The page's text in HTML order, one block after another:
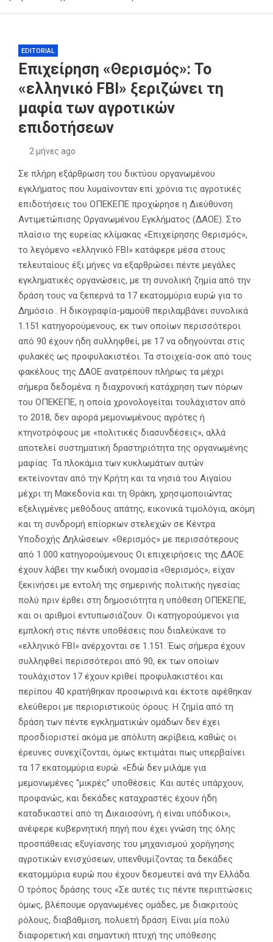
Λαμία προκαλεί μεγάλες καθυστερήσεις
Μπρούκλιν Μπέκαμ: «Σε αγαπώ περισσότερο από τη
τη Νίκολα Πελτζ και η νέα αναφορά στη Βικτόρια
Μπέκαμ (Φωτογραφίες)
«Η αποχώρηση είναι στάση αρχής, όχι αδυναμία» – 22
πρώην στελέχη της «Ελπίδας» απαντούν στην Μαρία
Καρυστιανού
Αναστολή σιδηροδρομικών δρομολογίων μεταξύ
Οινόης και Χαλκίδας λόγω πυρκαγιάς: Ενημέρωση
από την Hellenic Train
EDITORIAL
Επιχείρηση «Θερισμός»: Το
«ελληνικό FBI» ξεριζώνει τη
μαφία των αγροτικών
επιδοτήσεων
2 μήνες ago
Σε πλήρη εξάρθρωση του δικτύου οργανωμένου
εγκλήματος που λυμαίνονταν επί χρόνια τις αγροτικές
επιδοτήσεις του ΟΠΕΚΕΠΕ προχώρησε η Διεύθυνση
Αντιμετώπισης Οργανωμένου Εγκλήματος (ΔΑΟΕ). Στο
πλαίσιο της ευρείας κλίμακας «Επιχείρησης Θερισμός»,
το λεγόμενο «ελληνικό FBI» κατάφερε μέσα στους
τελευταίους έξι μήνες να εξαρθρώσει πέντε μεγάλες
εγκληματικές οργανώσεις, με τη συνολική ζημία από την
δράση τους να ξεπερνά τα 17 εκατομμύρια ευρώ για το
Δημόσιο . Η δικογραφία-μαμούθ περιλαμβάνει συνολικά
1.151 κατηγορούμενους, εκ των οποίων περισσότεροι
από 90 έχουν ήδη συλληφθεί, με 17 να οδηγούνται στις
φυλακές ως προφυλακιστέοι. Τα στοιχεία-σοκ από τους
φακέλους της ΔΑΟΕ ανατρέπουν πλήρως τα μέχρι
σήμερα δεδομένα: η διαχρονική κατάχρηση των πόρων
του ΟΠΕΚΕΠΕ, η οποία χρονολογείται τουλάχιστον από
το 2018, δεν αφορά μεμονωμένους αγρότες ή
κτηνοτρόφους με «πολιτικές διασυνδέσεις», αλλά
αποτελεί συστηματική δραστηριότητα της οργανωμένης
μαφίας. Τα πλοκάμια των κυκλωμάτων αυτών
εκτείνονταν από την Κρήτη και τα νησιά του Αιγαίου
μέχρι τη Μακεδονία και τη Θράκη, χρησιμοποιώντας
εξελιγμένες μεθόδους απάτης, εικονικά τιμολόγια, ακόμη
και τη συνδρομή επίορκων στελεχών σε Κέντρα
Υποδοχής Δηλώσεων. «Θερισμός» με περισσότερους
από 1.000 κατηγορούμενους Οι επιχειρήσεις της ΔΑΟΕ
έχουν λάβει την κωδική ονομασία «Θερισμός», είχαν
ξεκινήσει με εντολή της σημερινής πολιτικής ηγεσίας
πολύ πριν έρθει στη δημοσιότητα η υπόθεση ΟΠΕΚΕΠΕ,
και οι αριθμοί εντυπωσιάζουν. Οι κατηγορούμενοι για
εμπλοκή στις πέντε υποθέσεις που διαλεύκανε το
«ελληνικό FBI» ανέρχονται σε 1.151. Έως σήμερα έχουν
συλληφθεί περισσότεροι από 90, εκ των οποίων
τουλάχιστον 17 έχουν κριθεί προφυλακιστέοι και
περίπου 40 κρατήθηκαν προσωρινά και έκτοτε αφέθηκαν
ελεύθεροι με περιοριστικούς όρους. Η ζημία από τη
δράση των πέντε εγκληματικών ομάδων δεν έχει
προσδιοριστεί ακόμα με απόλυτη ακρίβεια, καθώς οι
έρευνες συνεχίζονται, όμως εκτιμάται πως υπερβαίνει
τα 17 εκατομμύρια ευρώ. «Εδώ δεν μιλάμε για
μεμονωμένες “μικρές” υποθέσεις. Και αυτές υπάρχουν,
προφανώς, και δεκάδες καταχραστές έχουν ήδη
καταδικαστεί από τη Δικαιοσύνη, ή είναι υπόδικοι»,
ανέφερε κυβερνητική πηγή που έχει γνώση της όλης
προσπάθειας εξυγίανσης του μηχανισμού χορήγησης
αγροτικών ενισχύσεων, υπενθυμίζοντας τα δεκάδες
εκατομμύρια ευρώ που έχουν δεσμευτεί ανά την Ελλάδα.
Ο τρόπος δράσης τους «Σε αυτές τις πέντε περιπτώσεις
όμως, βλέπουμε οργανωμένες ομάδες, με διακριτούς
ρόλους, διαβάθμιση, πολυετή δράση. Είναι μία πολύ
διαφορετική και σημαντική πτυχή της υπόθεσης